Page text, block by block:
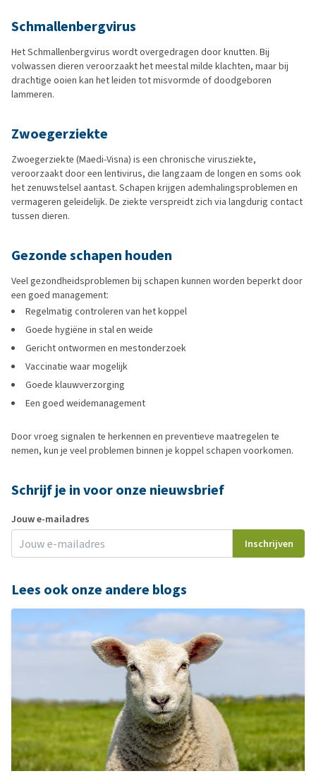
Schmallenbergvirus
Het Schmallenbergvirus wordt overgedragen door knutten. Bij
volwassen dieren veroorzaakt het meestal milde klachten, maar bij
drachtige ooien kan het leiden tot misvormde of doodgeboren
lammeren.
Zwoegerziekte
Zwoegerziekte (Maedi-Visna) is een chronische virusziekte,
veroorzaakt door een lentivirus, die langzaam de longen en soms ook
het zenuwstelsel aantast. Schapen krijgen ademhalingsproblemen en
vermageren geleidelijk. De ziekte verspreidt zich via langdurig contact
tussen dieren.
Gezonde schapen houden
Veel gezondheidsproblemen bij schapen kunnen worden beperkt door
een goed management:
Regelmatig controleren van het koppel
Goede hygiëne in stal en weide
Gericht ontwormen en mestonderzoek
Vaccinatie waar mogelijk
Goede klauwverzorging
Een goed weidemanagement
Door vroeg signalen te herkennen en preventieve maatregelen te
nemen, kun je veel problemen binnen je koppel schapen voorkomen.
Schrijf je in voor onze nieuwsbrief
Jouw e-mailadres
Inschrijven
Lees ook onze andere blogs